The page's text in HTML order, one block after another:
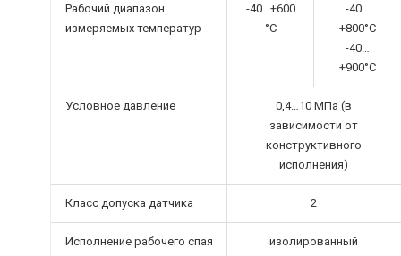
Рабочий диапазон
измеряемых температур
-40...+600
°С
-40…
+800°С
-40…
+900°С
Условное давление
0,4…10 МПа (в
зависимости от
конструктивного
исполнения)
Класс допуска датчика 2
Исполнение рабочего спая
изолированный